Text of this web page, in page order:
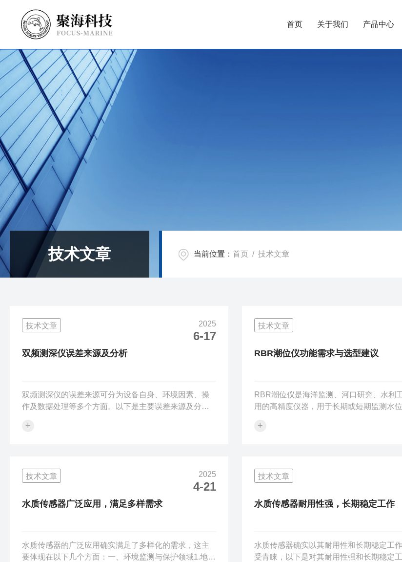
首页 关于我们 产品中心
技术文章 当前位置： 首页 / 技术文章
技术文章 2025
6-17
双频测深仪误差来源及分析
双频测深仪的误差来源可分为设备自身、环境因素、操
作及数据处理等多个方面。以下是主要误差来源及分
频率稳定性：测深仪依赖高频和低频信号的差异进行测
定期校准频率，采用屏蔽线缆和抗干扰电路设计。2.换能
器性能指向性误差：换能器波束角过大或指向性不佳，
导致声能扩散，回波信号减弱或接收多径反射信...
+
技术文章
RBR潮位仪功能需求与选型建议
RBR潮位仪是海洋监测、河口研究、水利
用的高精度仪器，用于长期或短期监测水
择压力式传感器，配备防生物附着涂层（如
程或紧急监测。离线存储：内置存储器或
信号区域。混合模式：支持本地存储+间
功能多参数集成：部分型...
+
技术文章 2025
4-21
水质传感器广泛应用，满足多样需求
水质传感器的广泛应用确实满足了多样化的需求，这主
要体现在以下几个方面：一、环境监测与保护领域1.地表
技术文章
水质传感器耐用性强，长期稳定工作
水质传感器确实以其耐用性和长期稳定工
受青睐，以下是对其耐用性强和长期稳定